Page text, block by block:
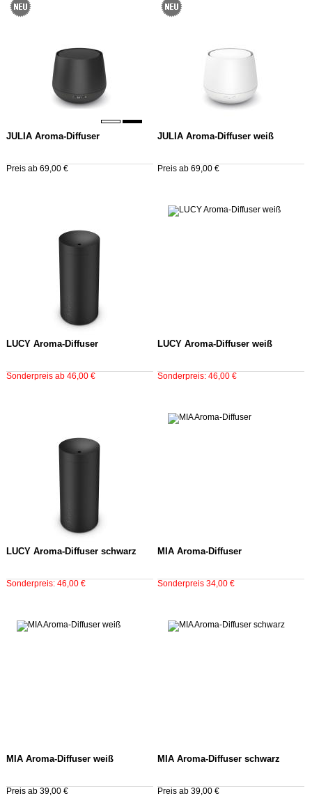
JULIA Aroma-Diffuser
Preis ab 69,00 €
JULIA Aroma-Diffuser weiß
Preis ab 69,00 €
LUCY Aroma-Diffuser
Sonderpreis ab 46,00 €
LUCY Aroma-Diffuser weiß
Sonderpreis: 46,00 €
LUCY Aroma-Diffuser schwarz
Sonderpreis: 46,00 €
MIA Aroma-Diffuser
Sonderpreis 34,00 €
MIA Aroma-Diffuser weiß
Preis ab 39,00 €
MIA Aroma-Diffuser schwarz
Preis ab 39,00 €